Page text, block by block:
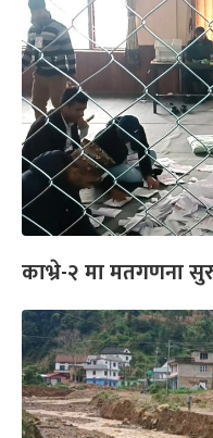
काभ्रे-२ मा मतगणना